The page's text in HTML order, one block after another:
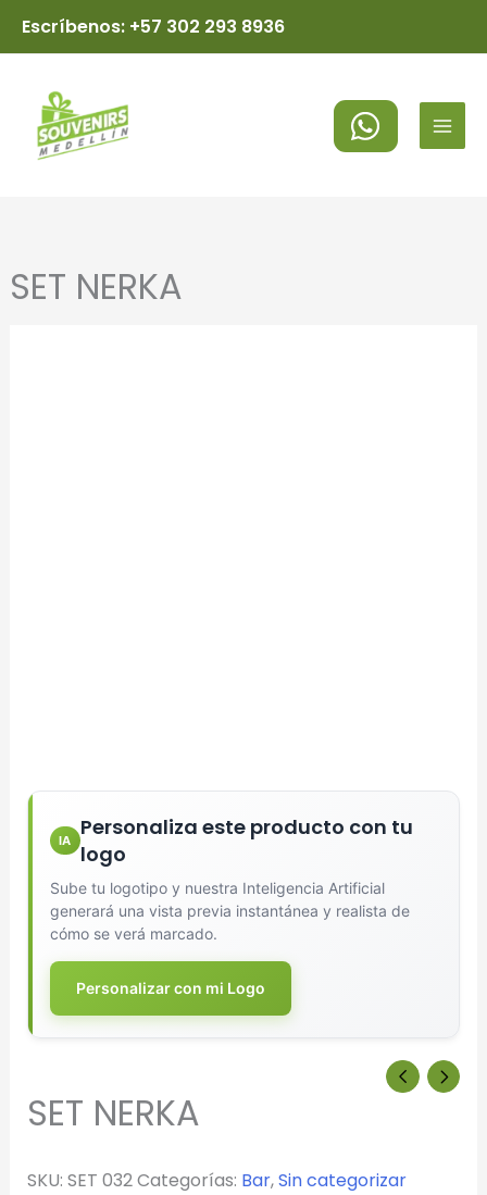
Escríbenos: +57 302 293 8936
SET NERKA
IA
Personaliza este producto con tu
logo
Sube tu logotipo y nuestra Inteligencia Artificial
generará una vista previa instantánea y realista de
cómo se verá marcado.
Personalizar con mi Logo
SET NERKA
SKU: SET 032Categorías: Bar,Sin categorizar